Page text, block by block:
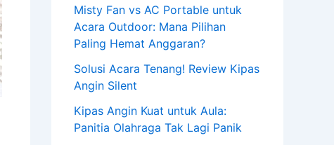
Misty Fan vs AC Portable untuk
Acara Outdoor: Mana Pilihan
Paling Hemat Anggaran?
Solusi Acara Tenang! Review Kipas
Angin Silent
Kipas Angin Kuat untuk Aula:
Panitia Olahraga Tak Lagi Panik